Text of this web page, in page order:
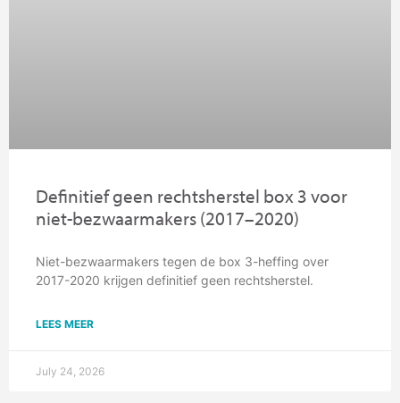
Definitief geen rechtsherstel box 3 voor
niet-bezwaarmakers (2017–2020)
Niet-bezwaarmakers tegen de box 3-heffing over
2017-2020 krijgen definitief geen rechtsherstel.
LEES MEER
July 24, 2026